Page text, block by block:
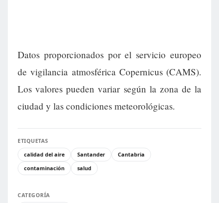
Datos proporcionados por el servicio europeo
de vigilancia atmosférica Copernicus (CAMS).
Los valores pueden variar según la zona de la
ciudad y las condiciones meteorológicas.
ETIQUETAS
calidad del aire
Santander
Cantabria
contaminación
salud
CATEGORÍA